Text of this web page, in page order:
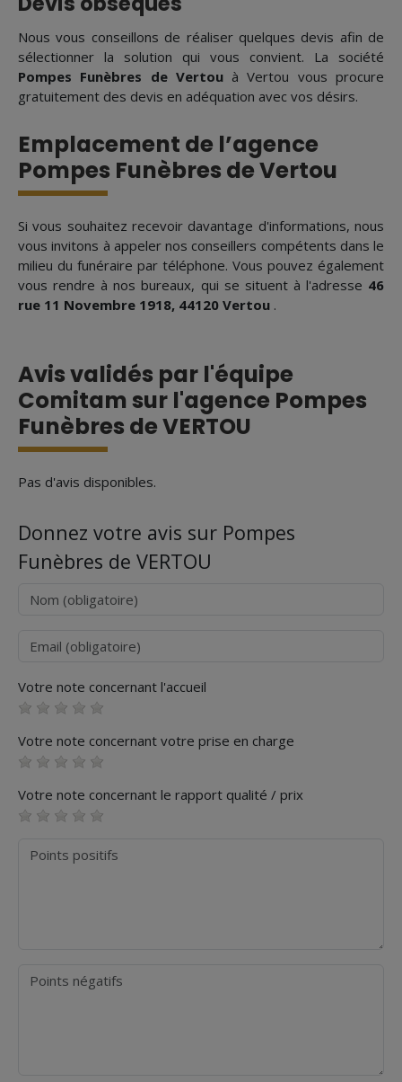
Nous vous conseillons de réaliser quelques devis afin de
sélectionner la solution qui vous convient. La société
Pompes Funèbres de Vertouà Vertou vous procure
gratuitement des devis en adéquation avec vos désirs.
Emplacement de l’agence
Pompes Funèbres de Vertou
Si vous souhaitez recevoir davantage d'informations, nous
vous invitons à appeler nos conseillers compétents dans le
milieu du funéraire par téléphone. Vous pouvez également
vous rendre à nos bureaux, qui se situent à l'adresse 46
rue 11 Novembre 1918, 44120 Vertou .
Avis validés par l'équipe
Comitam sur l'agence Pompes
Funèbres de VERTOU
Pas d'avis disponibles.
Donnez votre avis sur Pompes
Funèbres de VERTOU
Nom
Courriel
Votre note concernant l'accueil
Votre note concernant votre prise en charge
Votre note concernant le rapport qualité / prix
Points positifs
Points négatifs